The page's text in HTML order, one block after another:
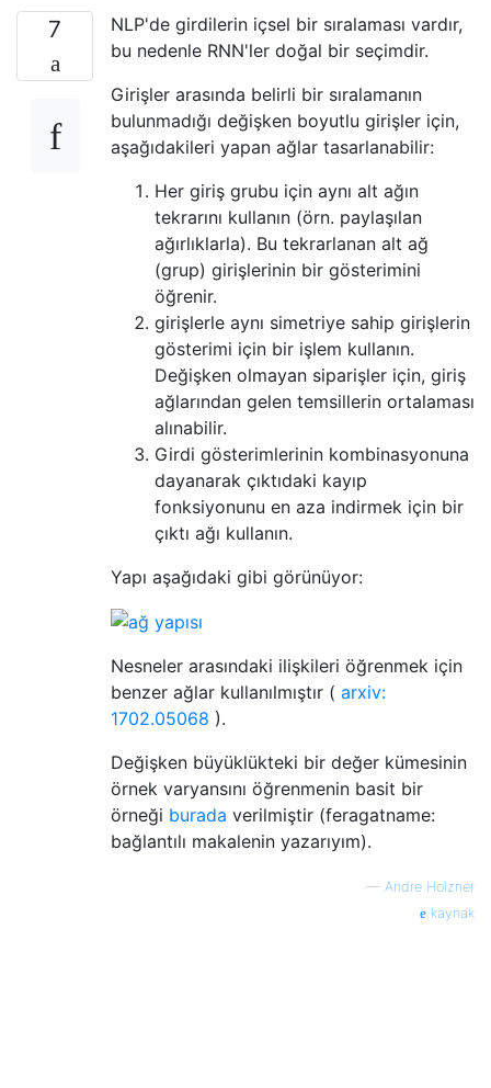
7
NLP'de girdilerin içsel bir sıralaması vardır,
bu nedenle RNN'ler doğal bir seçimdir.
Girişler arasında belirli bir sıralamanın
bulunmadığı değişken boyutlu girişler için,
aşağıdakileri yapan ağlar tasarlanabilir:
Her giriş grubu için aynı alt ağın
tekrarını kullanın (örn. paylaşılan
ağırlıklarla). Bu tekrarlanan alt ağ
(grup) girişlerinin bir gösterimini
öğrenir.
girişlerle aynı simetriye sahip girişlerin
gösterimi için bir işlem kullanın.
Değişken olmayan siparişler için, giriş
ağlarından gelen temsillerin ortalaması
alınabilir.
Girdi gösterimlerinin kombinasyonuna
dayanarak çıktıdaki kayıp
fonksiyonunu en aza indirmek için bir
çıktı ağı kullanın.
Yapı aşağıdaki gibi görünüyor:
Nesneler arasındaki ilişkileri öğrenmek için
benzer ağlar kullanılmıştır ( arxiv:
1702.05068 ).
Değişken büyüklükteki bir değer kümesinin
örnek varyansını öğrenmenin basit bir
örneği burada verilmiştir (feragatname:
bağlantılı makalenin yazarıyım).
— Andre Holzner
kaynak